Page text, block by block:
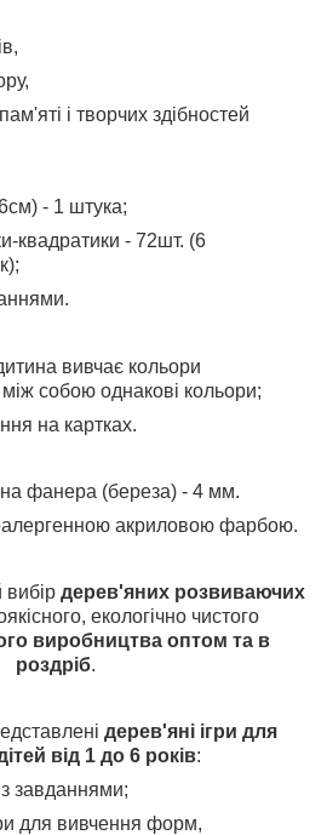
і творчих здібностей
- 1 штука;
квадратики - 72шт. (6
вивчає кольори
собою однакові кольори;
на картках.
фанера (береза) - 4 мм.
акриловою фарбою.
дерев'яних розвиваючих
екологічно чистого
виробництва оптом та в
роздріб.
лені дерев'яні ігри для
від 1 до 6 років:
завданнями;
для вивчення форм,